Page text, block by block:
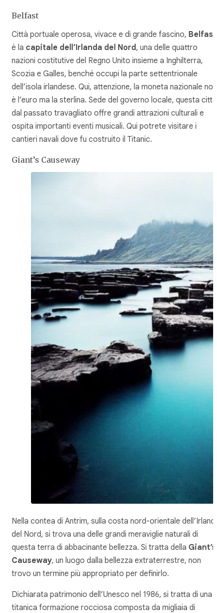
Belfast
Città portuale operosa, vivace e di grande fascino, Belfast
è la capitale dell’Irlanda del Nord , una delle quattro
nazioni costitutive del Regno Unito insieme a Inghilterra,
Scozia e Galles, benché occupi la parte settentrionale
dell’isola irlandese. Qui, attenzione, la moneta nazionale non
è l’euro ma la sterlina. Sede del governo locale, questa città
dal passato travagliato offre grandi attrazioni culturali e
ospita importanti eventi musicali. Qui potrete visitare i
cantieri navali dove fu costruito il Titanic.
Giant’s Causeway
Nella contea di Antrim, sulla costa nord-orientale
del Nord, si trova una delle grandi meraviglie naturali di
questa terra di abbacinante bellezza. Si tratta della Giant’s
Causeway, un luogo dalla bellezza extraterrestre, non
trovo un termine più appropriato per definirlo.
Dichiarata patrimonio dell’Unesco nel 1986, si tratta di una
titanica formazione rocciosa composta da migliaia di